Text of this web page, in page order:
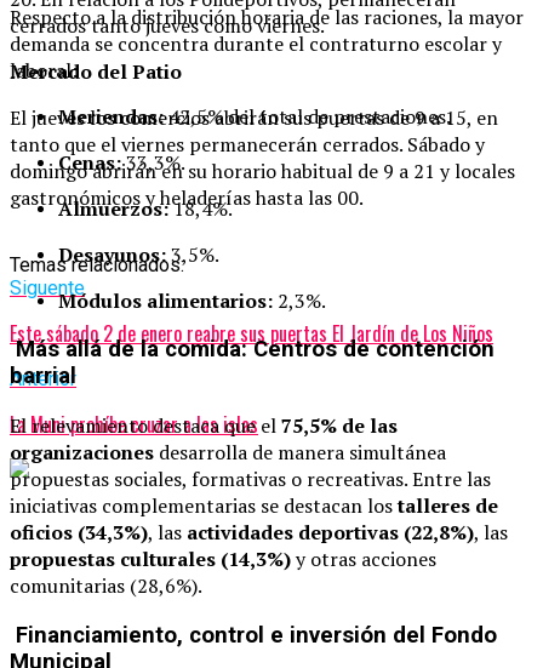
cerrados tanto jueves como viernes.
Mercado del Patio
El jueves los comercios abrirán sus puertas de 9 a 15, en
tanto que el viernes permanecerán cerrados. Sábado y
domingo abrirán en su horario habitual de 9 a 21 y locales
gastronómicos y heladerías hasta las 00.
Temas relacionados:
Siguente
Este sábado 2 de enero reabre sus puertas El Jardín de Los Niños
Anterior
La Muni prohíbe cruzar a las islas
Respecto a la distribución horaria de las raciones, la mayor
demanda se concentra durante el contraturno escolar y
laboral:
Meriendas:42,5% del total de prestaciones.
Cenas:33,3%.
Almuerzos:18,4%.
Desayunos:3,5%.
Módulos alimentarios: 2,3%.
Más allá de la comida: Centros de contención
barrial
El relevamiento destaca que el75,5% de las
organizaciones desarrolla de manera simultánea
propuestas sociales, formativas o recreativas. Entre las
iniciativas complementarias se destacan lostalleres de
oficios (34,3%), las actividades deportivas (22,8%), las
propuestas culturales (14,3%)y otras acciones
comunitarias (28,6%).
Financiamiento, control e inversión del Fondo
Municipal